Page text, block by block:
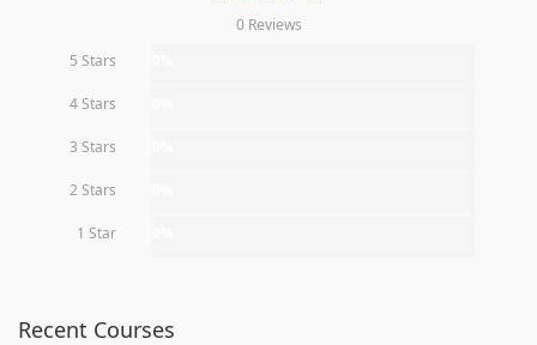
0 Reviews
5 Stars
4 Stars
3 Stars
2 Stars
1 Star
Recent Courses